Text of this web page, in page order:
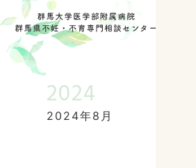
2024
2024年8月